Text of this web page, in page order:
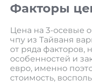
Факторы
Цена на 3-осевые
чпу из Тайваня
от ряда факторов,
особенностей и
евро, именно
стоимость,